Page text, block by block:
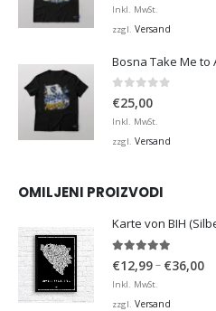
Inkl. MwSt.
zzgl. Versand
Bosna Take Me to
0 von 5
€25,00
Inkl. MwSt.
zzgl. Versand
OMILJENI PROIZVODI
Karte von BIH
€12,99– €36,00
Inkl. MwSt.
zzgl. Versand